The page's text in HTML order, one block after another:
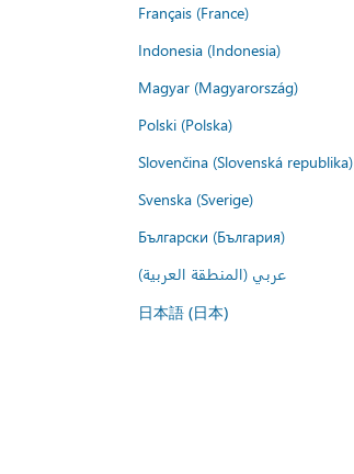
Français (France)
Indonesia (Indonesia)
Magyar (Magyarország)
Polski (Polska)
Slovenčina (Slovenská republika)
Svenska (Sverige)
Български (България)
عربي (المنطقة العربية)
日本語 (日本)